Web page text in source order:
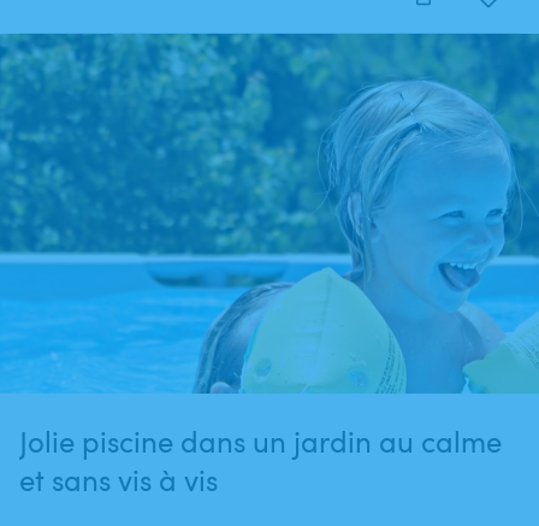
Jolie piscine dans un jardin au calme
et sans vis à vis